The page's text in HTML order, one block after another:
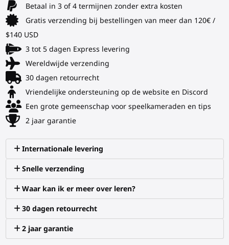
Betaal in 3 of 4 termijnen zonder extra kosten
Gratis verzending bij bestellingen van meer dan 120€ /
$140 USD
3 tot 5 dagen Express levering
Wereldwijde verzending
30 dagen retourrecht
Vriendelijke ondersteuning op de website en Discord
Een grote gemeenschap voor speelkameraden en tips
2 jaar garantie
Internationale levering
Snelle verzending
Waar kan ik er meer over leren?
30 dagen retourrecht
2 jaar garantie